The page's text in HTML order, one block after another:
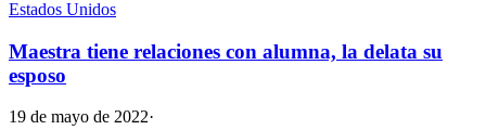
Estados Unidos
Maestra tiene relaciones con alumna, la delata su
esposo
19 de mayo de 2022·